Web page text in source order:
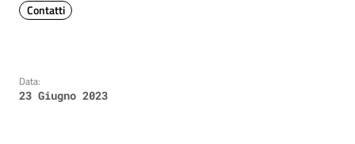
Contatti
Data:
23 Giugno 2023